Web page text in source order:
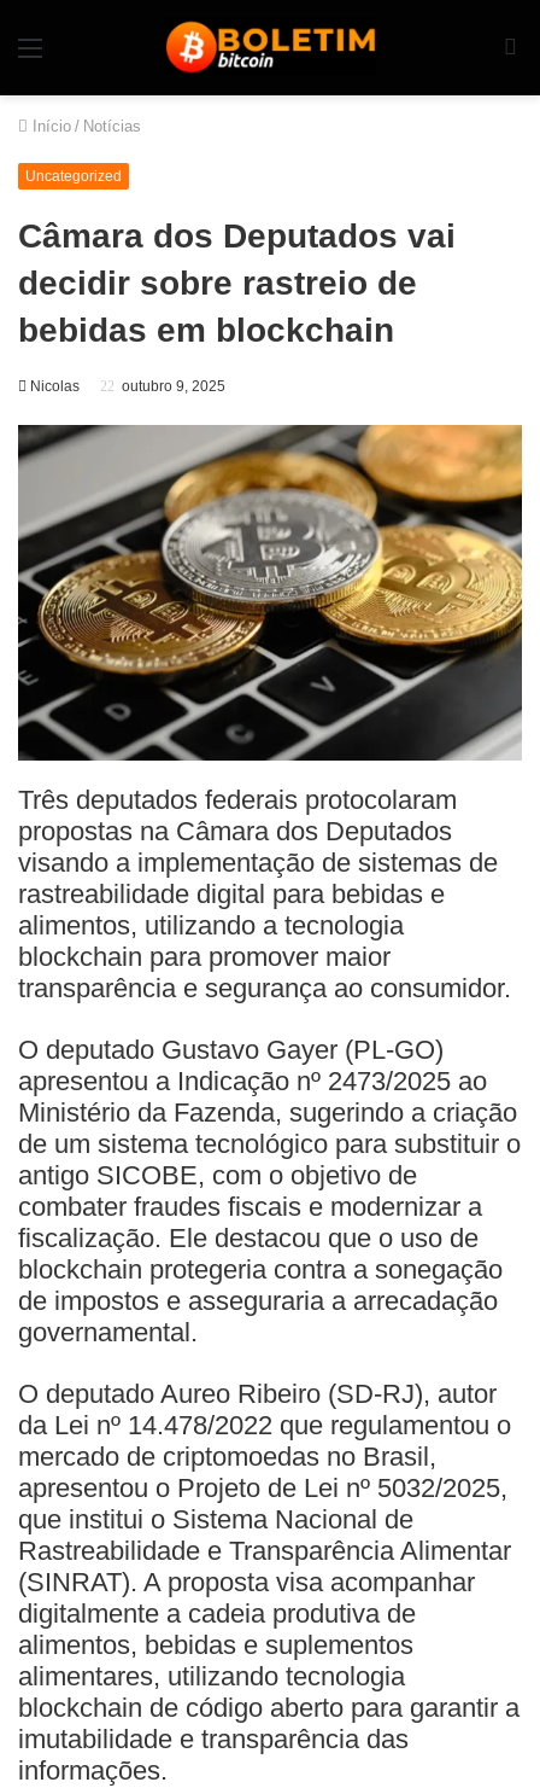
Início / Notícias
Uncategorized
Câmara dos Deputados vai
decidir sobre rastreio de
bebidas em blockchain
Nicolas outubro 9, 2025
Três deputados federais protocolaram
propostas na Câmara dos Deputados
visando a implementação de sistemas de
rastreabilidade digital para bebidas e
alimentos, utilizando a tecnologia
blockchain para promover maior
transparência e segurança ao consumidor.
O deputado Gustavo Gayer (PL-GO)
apresentou a Indicação nº 2473/2025 ao
Ministério da Fazenda, sugerindo a criação
de um sistema tecnológico para substituir o
antigo SICOBE, com o objetivo de
combater fraudes fiscais e modernizar a
fiscalização. Ele destacou que o uso de
blockchain protegeria contra a sonegação
de impostos e asseguraria a arrecadação
governamental.
O deputado Aureo Ribeiro (SD-RJ), autor
da Lei nº 14.478/2022 que regulamentou o
mercado de criptomoedas no Brasil,
apresentou o Projeto de Lei nº 5032/2025,
que institui o Sistema Nacional de
Rastreabilidade e Transparência Alimentar
(SINRAT). A proposta visa acompanhar
digitalmente a cadeia produtiva de
alimentos, bebidas e suplementos
alimentares, utilizando tecnologia
blockchain de código aberto para garantir a
imutabilidade e transparência das
informações.